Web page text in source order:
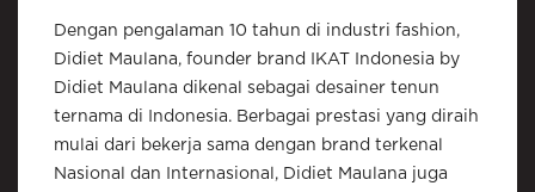
Dengan pengalaman 10 tahun di industri fashion,
Didiet Maulana, founder brand IKAT Indonesia by
Didiet Maulana dikenal sebagai desainer tenun
ternama di Indonesia. Berbagai prestasi yang diraih
mulai dari bekerja sama dengan brand terkenal
Nasional dan Internasional, Didiet Maulana juga